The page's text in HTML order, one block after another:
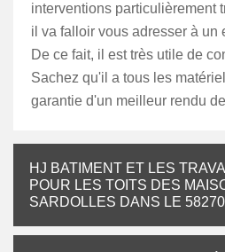
interventions particulièrement
il va falloir vous adresser à un
De ce fait, il est très utile de
Sachez qu'il a tous les
garantie d'un meilleur rendu
HJ BATIMENT ET LES
POUR LES TOITS DES
SARDOLLES DANS LE 58270